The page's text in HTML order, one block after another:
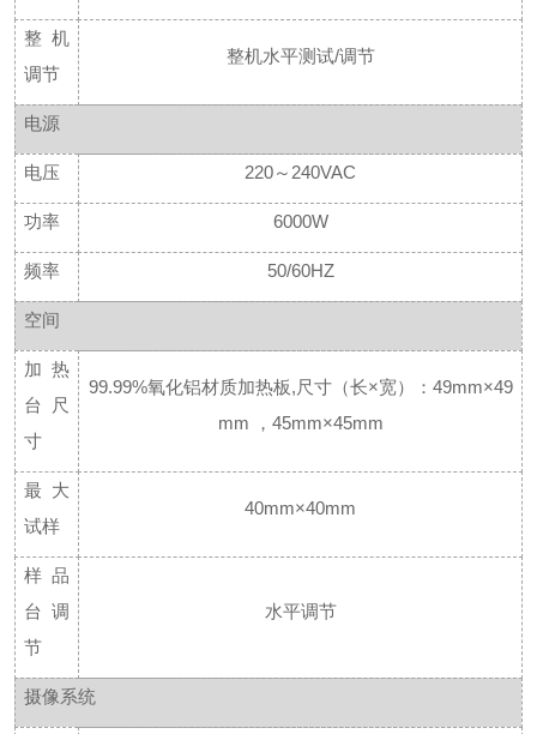
整机
调节
整机水平测试/调节
电源
电压 220～240VAC
功率 6000W
频率 50/60HZ
空间
加热
台尺
寸
99.99%氧化铝材质加热板,尺寸（长×宽）：49mm×49
mm ，45mm×45mm
最大
试样
40mm×40mm
样品
台调
节
水平调节
摄像系统